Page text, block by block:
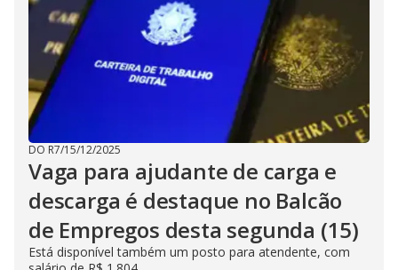
DO R7/15/12/2025
Vaga para ajudante de carga e
descarga é destaque no Balcão
de Empregos desta segunda (15)
Está disponível também um posto para atendente, com